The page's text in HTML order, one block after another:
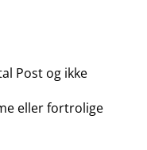
Post og ikke
eller fortrolige